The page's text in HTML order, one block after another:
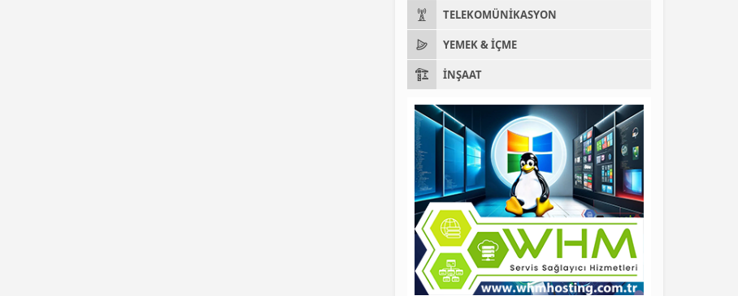
TELEKOMÜNIKASYON
YEMEK & İÇME
İNŞAAT